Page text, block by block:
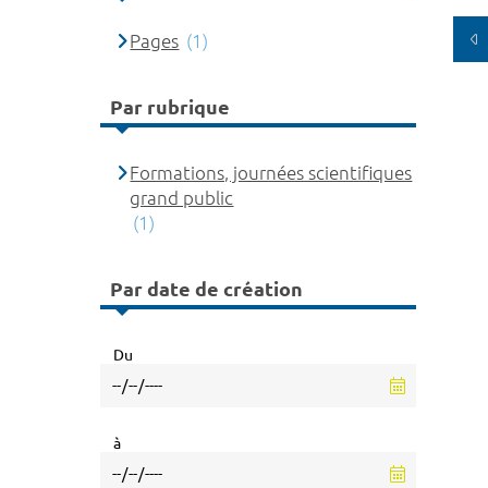
Pages (1)
Par rubrique
Formations, journées scientifiques
grand public
(1)
Par date de création
Du
à